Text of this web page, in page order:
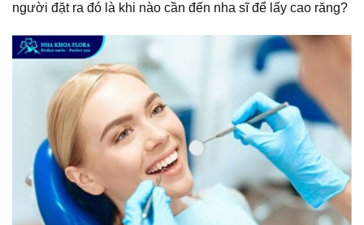
người đặt ra đó là khi nào cần đến nha sĩ để lấy cao răng?